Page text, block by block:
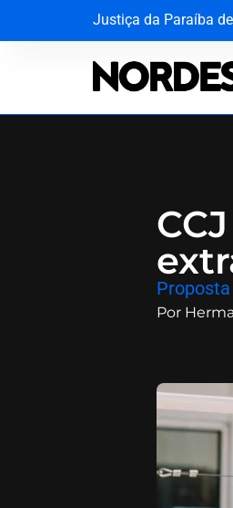
Justiça da Paraíba
Agevisa celebra Dia
Do palco do ‘É o
O silêncio que ecoa
Por